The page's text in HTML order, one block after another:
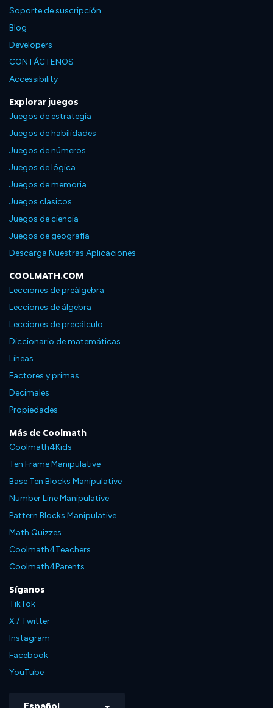
Soporte de suscripción
Blog
Developers
CONTÁCTENOS
Accessibility
Explorar juegos
Juegos de estrategia
Juegos de habilidades
Juegos de números
Juegos de lógica
Juegos de memoria
Juegos clasicos
Juegos de ciencia
Juegos de geografía
Descarga Nuestras Aplicaciones
COOLMATH.COM
Lecciones de preálgebra
Lecciones de álgebra
Lecciones de precálculo
Diccionario de matemáticas
Líneas
Factores y primas
Decimales
Propiedades
Más de Coolmath
Coolmath4Kids
Ten Frame Manipulative
Base Ten Blocks Manipulative
Number Line Manipulative
Pattern Blocks Manipulative
Math Quizzes
Coolmath4Teachers
Coolmath4Parents
Síganos
TikTok
X / Twitter
Instagram
Facebook
YouTube